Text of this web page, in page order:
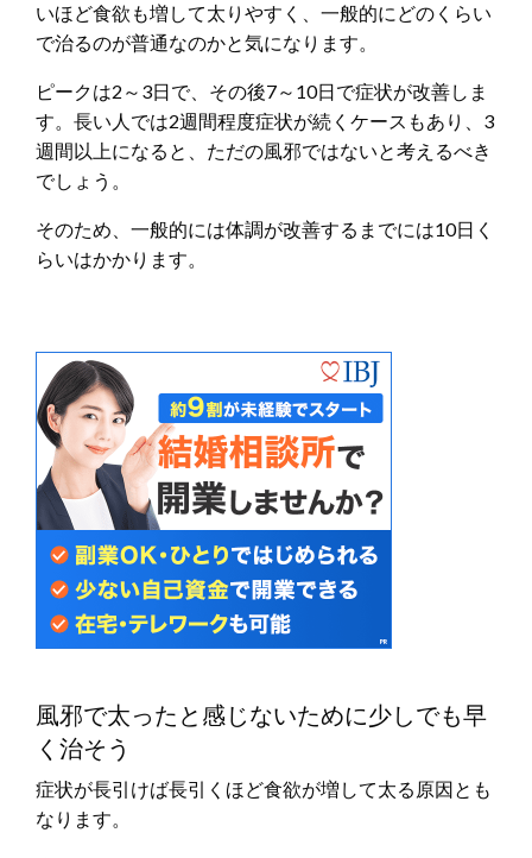
いほど食欲も増して太りやすく、一般的にどのくらい
で治るのが普通なのかと気になります。
ピークは2～3日で、その後7～10日で症状が改善しま
す。長い人では2週間程度症状が続くケースもあり、3
週間以上になると、ただの風邪ではないと考えるべき
でしょう。
そのため、一般的には体調が改善するまでには10日く
らいはかかります。
風邪で太ったと感じないために少しでも早
く治そう
症状が長引けば長引くほど食欲が増して太る原因とも
なります。